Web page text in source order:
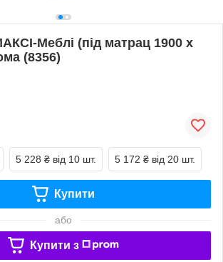
Меблі (під матрац 1900 х
(8356)
5 228 ₴ від 10 шт. 5 172 ₴ від 20 шт.
Купити
або
Купити з